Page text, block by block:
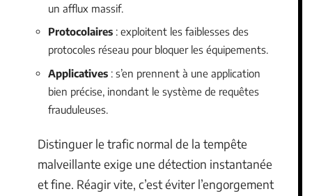
un afflux massif.
Protocolaires : exploitent les faiblesses des
protocoles réseau pour bloquer les équipements.
Applicatives : s’en prennent à une application
bien précise, inondant le système de requêtes
frauduleuses.
Distinguer le trafic normal de la tempête
malveillante exige une détection instantanée
et fine. Réagir vite, c’est éviter l’engorgement